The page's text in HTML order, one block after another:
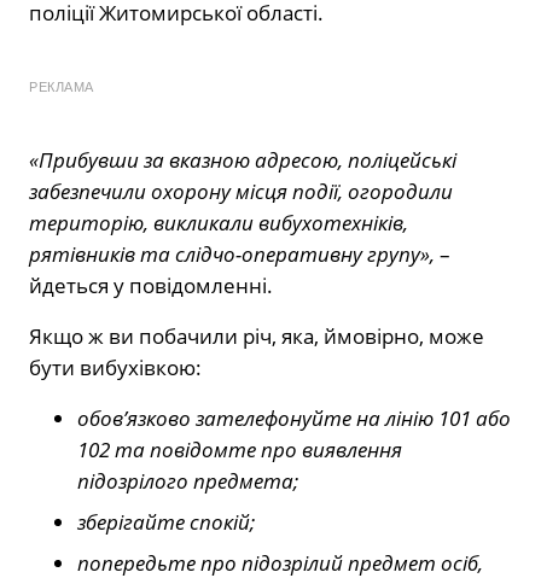
поліції Житомирської області.
РЕКЛАМА
«Прибувши за вказною адресою, поліцейські
забезпечили охорону місця події, огородили
територію, викликали вибухотехніків,
рятівників та слідчо-оперативну групу», –
йдеться у повідомленні.
Якщо ж ви побачили річ, яка, ймовірно, може
бути вибухівкою:
обовʼязково зателефонуйте на лінію 101 або
102 та повідомте про виявлення
підозрілого предмета;
зберігайте спокій;
попередьте про підозрілий предмет осіб,